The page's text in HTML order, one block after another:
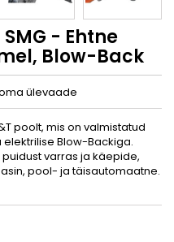
SMG - Ehtne
Blow-Back
ülevaade
poolt, mis on valmistatud
elektrilise Blow-Backiga.
varras ja käepide,
pool- ja täisautomaatne.